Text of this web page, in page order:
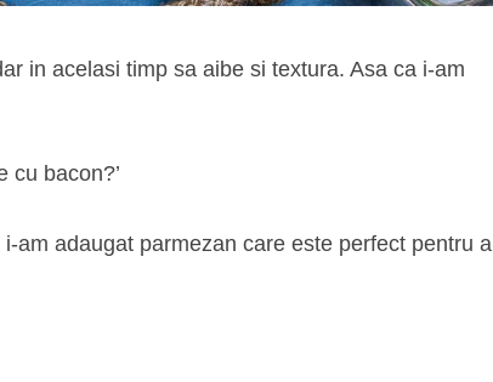
in acelasi timp sa aibe si textura. Asa ca i-am
cu bacon?’
adaugat parmezan care este perfect pentru a